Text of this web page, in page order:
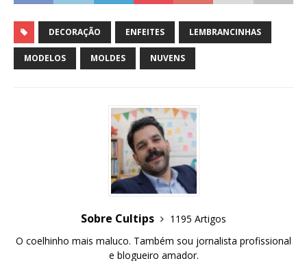
DECORAÇÃO ENFEITES LEMBRANCINHAS
MODELOS MOLDES NUVENS
Sobre Cultips
1195 Artigos
O coelhinho mais maluco. Também sou jornalista profissional
e blogueiro amador.